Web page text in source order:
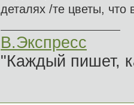
деталях /те цветы,
В.Экспресс
"Каждый пишет,